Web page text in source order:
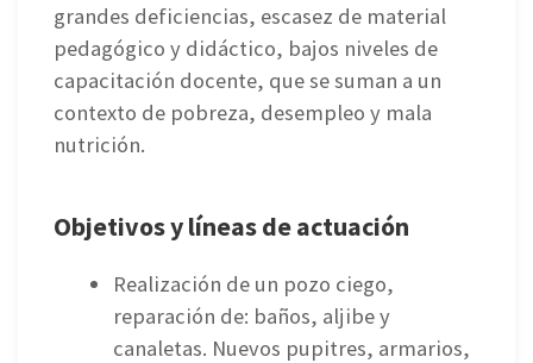
grandes deficiencias, escasez de material
pedagógico y didáctico, bajos niveles de
capacitación docente, que se suman a un
contexto de pobreza, desempleo y mala
nutrición.
Objetivos y líneas de actuación
Realización de un pozo ciego,
reparación de: baños, aljibe y
canaletas. Nuevos pupitres, armarios,